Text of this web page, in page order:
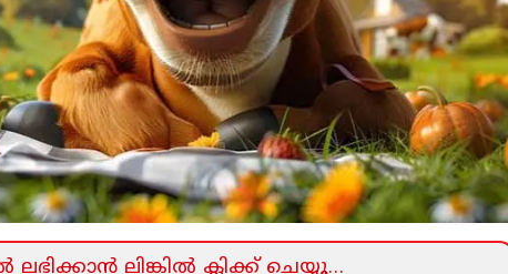
ലിങ്കില്‍ ക്ലിക്ക്‌ ചെയ്യൂ…